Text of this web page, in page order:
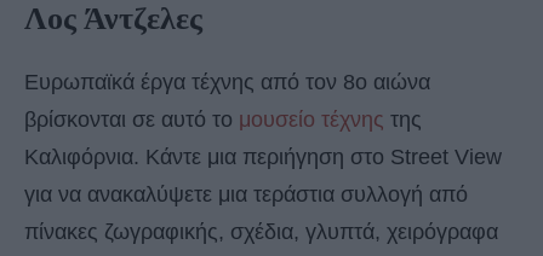
Λος Άντζελες
Ευρωπαϊκά έργα τέχνης από τον 8ο αιώνα
βρίσκονται σε αυτό το μουσείο τέχνης της
Καλιφόρνια. Κάντε μια περιήγηση στο Street View
για να ανακαλύψετε μια τεράστια συλλογή από
πίνακες ζωγραφικής, σχέδια, γλυπτά, χειρόγραφα